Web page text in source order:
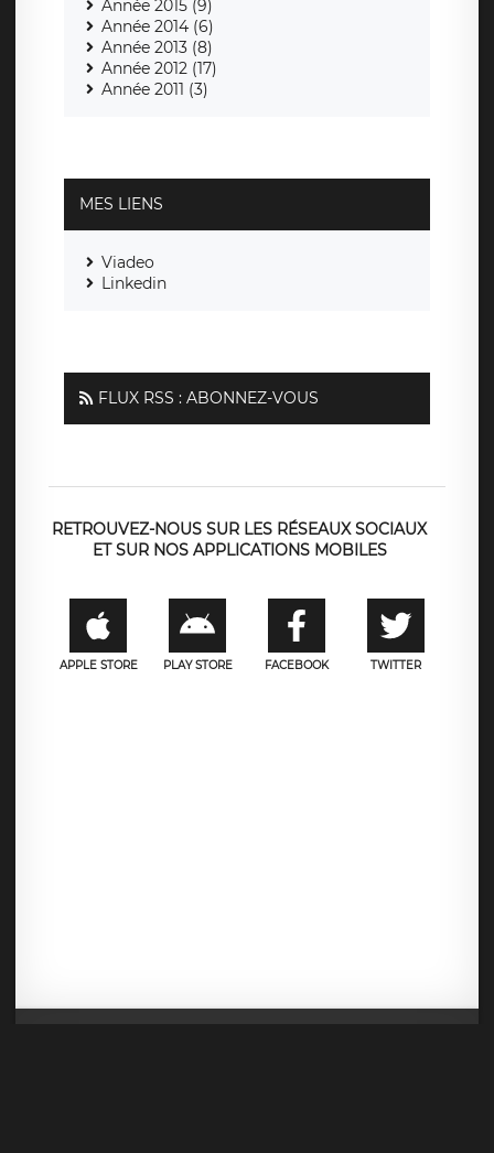
Année 2015 (9)
Année 2014 (6)
Année 2013 (8)
Année 2012 (17)
Année 2011 (3)
MES LIENS
Viadeo
Linkedin
FLUX RSS : ABONNEZ-VOUS
RETROUVEZ-NOUS SUR LES RÉSEAUX SOCIAUX
ET SUR NOS APPLICATIONS MOBILES
APPLE STORE PLAY STORE FACEBOOK TWITTER